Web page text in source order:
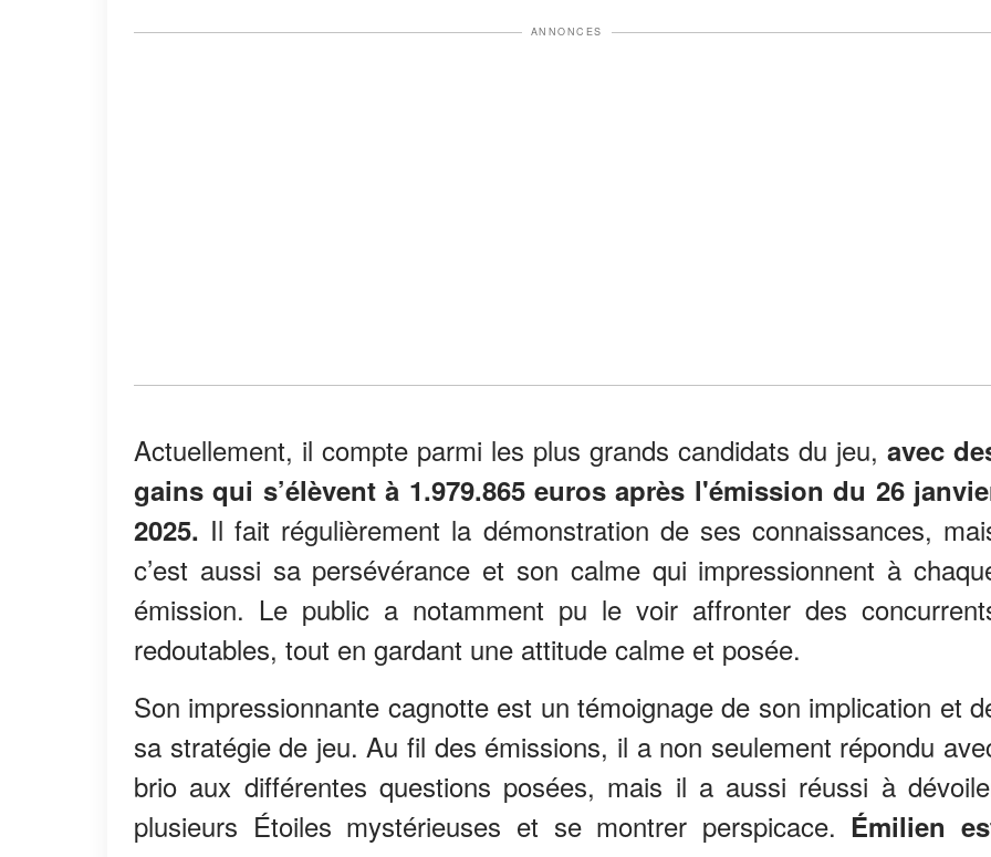
ANNONCES
Actuellement, il compte parmi les plus grands candidats du jeu, avec
gains qui s’élèvent à 1.979.865 euros après l'émission du 26
2025. Il fait régulièrement la démonstration de ses connaissances,
c’est aussi sa persévérance et son calme qui impressionnent à
émission. Le public a notamment pu le voir affronter des
redoutables, tout en gardant une attitude calme et posée.
Son impressionnante cagnotte est un témoignage de son implication et
sa stratégie de jeu. Au fil des émissions, il a non seulement répondu
brio aux différentes questions posées, mais il a aussi réussi à
plusieurs Étoiles mystérieuses et se montrer perspicace. Émilien